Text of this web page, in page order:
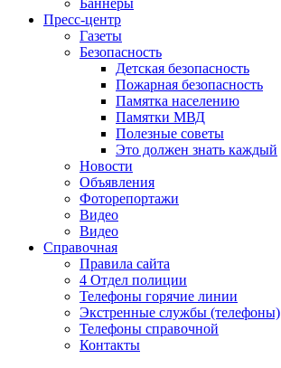
Баннеры
Пресс-центр
Газеты
Безопасность
Детская безопасность
Пожарная безопасность
Памятка населению
Памятки МВД
Полезные советы
Это должен знать каждый
Новости
Объявления
Фоторепортажи
Видео
Видео
Справочная
Правила сайта
4 Отдел полиции
Телефоны горячие линии
Экстренные службы (телефоны)
Телефоны справочной
Контакты